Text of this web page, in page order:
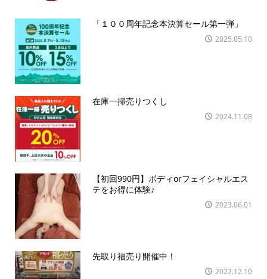
「１００周年記念本決算セール第一弾」
2025.05.10
在庫一掃売りつくし
2024.11.08
【初回990円】ボディorフェイシャルエス
テをお得に体験♪
2023.06.01
先取り福売り開催中！
2022.12.10